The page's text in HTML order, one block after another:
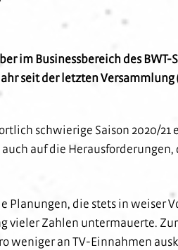
im Businessbereich des BWT-
seit der letzten Versammlung
schwierige Saison 2020/21
auf die Herausforderungen,
Planungen, die stets in weiser
Zahlen untermauerte. Zur
weniger an TV-Einnahmen